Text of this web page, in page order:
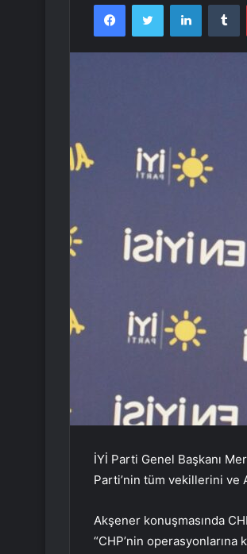
FacebookTwitter LinkedIn
İYİ Parti Genel Başkanı
Parti’nin tüm vekillerini ve
Akşener konuşmasında
“CHP’nin operasyonlarına